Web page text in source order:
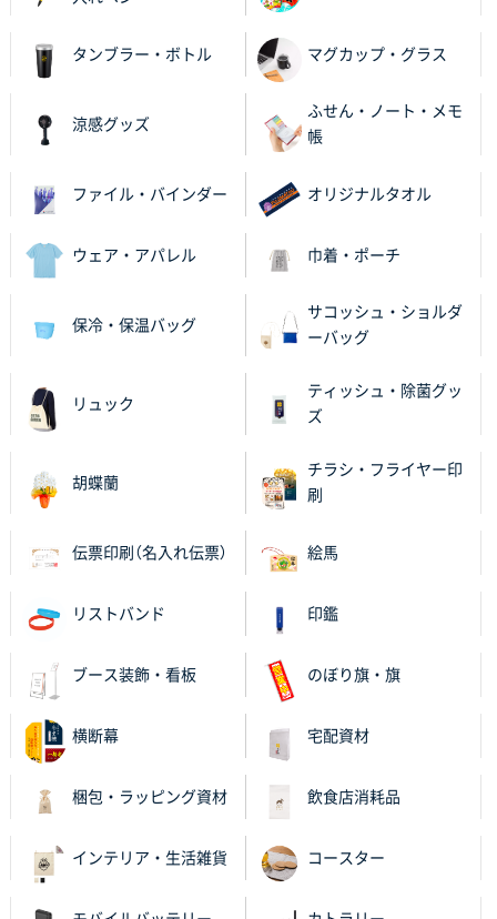
タンブラー・ボトル マグカップ・グラス
涼感グッズ
ふせん・ノート・メモ
帳
ファイル・バインダー オリジナルタオル
ウェア・アパレル 巾着・ポーチ
保冷・保温バッグ
サコッシュ・ショルダ
ーバッグ
リュック
ティッシュ・除菌グッ
ズ
胡蝶蘭
チラシ・フライヤー印
刷
伝票印刷（名入れ伝票） 絵馬
リストバンド 印鑑
ブース装飾・看板 のぼり旗・旗
横断幕 宅配資材
梱包・ラッピング資材 飲食店消耗品
インテリア・生活雑貨 コースター